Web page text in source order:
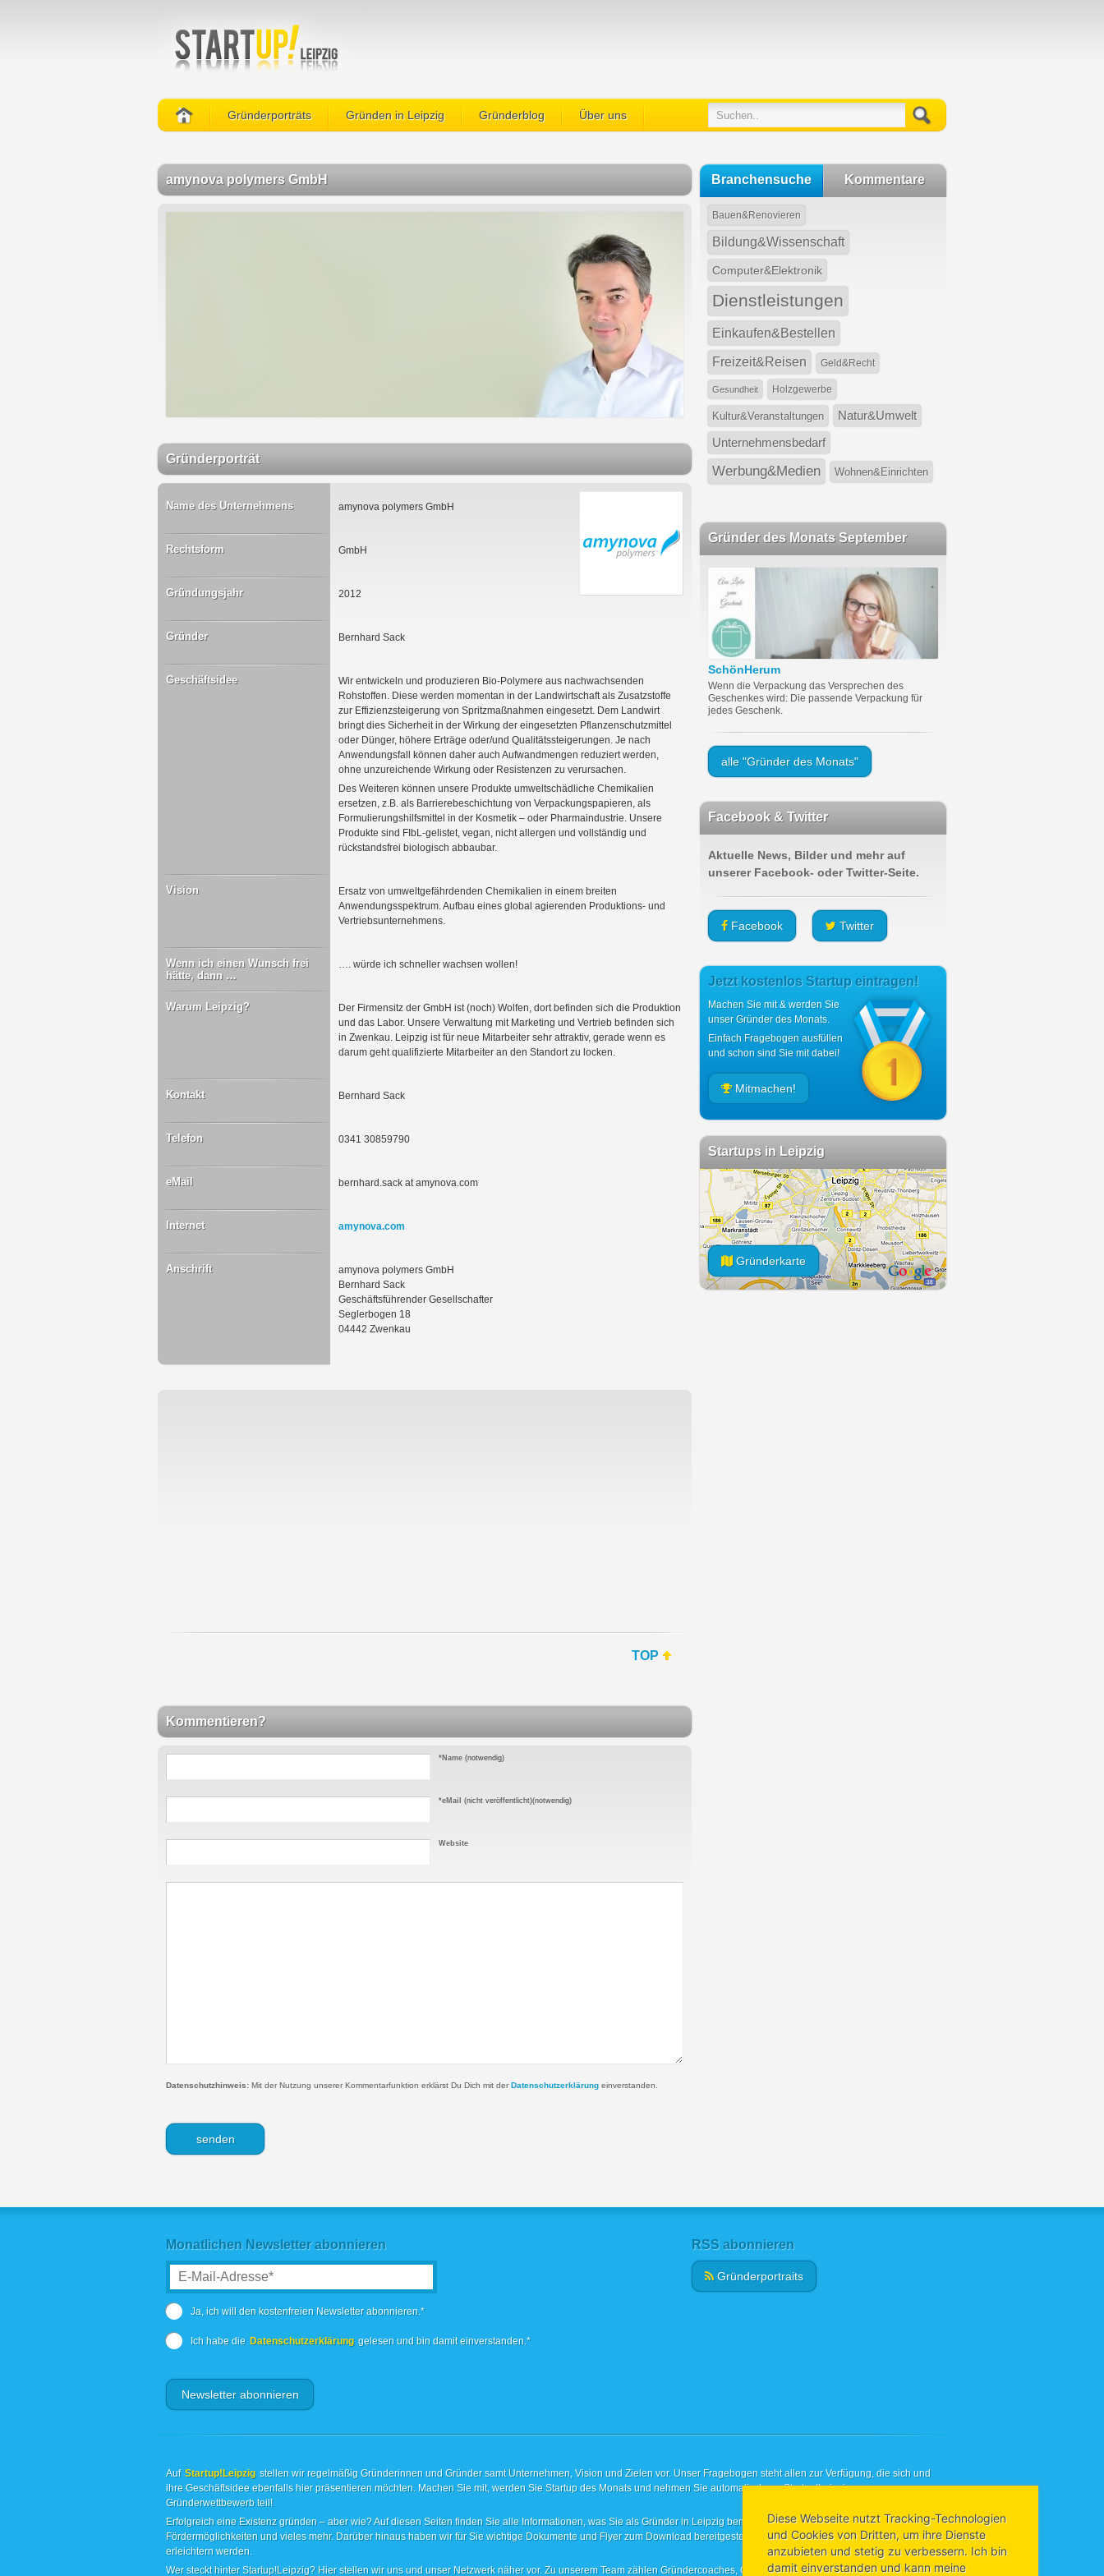
Gründerporträts Gründen in Leipzig Gründerblog Über uns
amynova polymers GmbH
Gründerporträt
Name des Unternehmens amynova polymers GmbH
Rechtsform GmbH
Gründungsjahr 2012
Gründer Bernhard Sack
Geschäftsidee
Wir entwickeln und produzieren Bio-Polymere aus nachwachsenden
Rohstoffen. Diese werden momentan in der Landwirtschaft als Zusatzstoffe
zur Effizienzsteigerung von Spritzmaßnahmen eingesetzt. Dem Landwirt
bringt dies Sicherheit in der Wirkung der eingesetzten Pflanzenschutzmittel
oder Dünger, höhere Erträge oder/und Qualitätssteigerungen. Je nach
Anwendungsfall können daher auch Aufwandmengen reduziert werden,
ohne unzureichende Wirkung oder Resistenzen zu verursachen.
Des Weiteren können unsere Produkte umweltschädliche Chemikalien
ersetzen, z.B. als Barrierebeschichtung von Verpackungspapieren, als
Formulierungshilfsmittel in der Kosmetik – oder Pharmaindustrie. Unsere
Produkte sind FIbL-gelistet, vegan, nicht allergen und vollständig und
rückstandsfrei biologisch abbaubar.
Vision
Ersatz von umweltgefährdenden Chemikalien in einem breiten
Anwendungsspektrum. Aufbau eines global agierenden Produktions- und
Vertriebsunternehmens.
Wenn ich einen Wunsch frei
hätte, dann …
…. würde ich schneller wachsen wollen!
Warum Leipzig?
Der Firmensitz der GmbH ist (noch) Wolfen, dort befinden sich die Produktion
und das Labor. Unsere Verwaltung mit Marketing und Vertrieb befinden sich
in Zwenkau. Leipzig ist für neue Mitarbeiter sehr attraktiv, gerade wenn es
darum geht qualifizierte Mitarbeiter an den Standort zu locken.
Kontakt Bernhard Sack
Telefon 0341 30859790
eMail bernhard.sack at amynova.com
Internet amynova.com
Anschrift
amynova polymers GmbH
Bernhard Sack
Geschäftsführender Gesellschafter
Seglerbogen 18
04442 Zwenkau
TOP
Kommentieren?
*Name (notwendig)
*eMail (nicht veröffentlicht)(notwendig)
Website
Datenschutzhinweis: Mit der Nutzung unserer Kommentarfunktion erklärst Du Dich mit der Datenschutzerklärung einverstanden.
Branchensuche Kommentare
Bauen&Renovieren
Bildung&Wissenschaft
Computer&Elektronik
Dienstleistungen
Einkaufen&Bestellen
Freizeit&Reisen Geld&Recht
Gesundheit Holzgewerbe
Kultur&Veranstaltungen Natur&Umwelt
Unternehmensbedarf
Werbung&Medien Wohnen&Einrichten
Gründer des Monats September
SchönHerum
Wenn die Verpackung das Versprechen des
Geschenkes wird: Die passende Verpackung für
jedes Geschenk.
alle "Gründer des Monats"
Facebook & Twitter
Aktuelle News, Bilder und mehr auf
unserer Facebook- oder Twitter-Seite.
Facebook Twitter
Jetzt kostenlos Startup eintragen!
Machen Sie mit & werden Sie
unser Gründer des Monats.
Einfach Fragebogen ausfüllen
und schon sind Sie mit dabei!
Mitmachen!
Startups in Leipzig
Gründerkarte
Monatlichen Newsletter abonnieren
Bitte
lasse
Bitte
Ja, ich will den kostenfreien Newsletter abonnieren.*
Ich habe die Datenschutzerklärung gelesen und bin damit einverstanden.*
RSS abonnieren
Gründerportraits
Auf Startup!Leipzig stellen wir regelmäßig Gründerinnen und Gründer samt Unternehmen, Vision und Zielen vor. Unser Fragebogen steht allen zur Verfügung, die sich und
ihre Geschäftsidee ebenfalls hier präsentieren möchten. Machen Sie mit, werden Sie Startup des Monats und nehmen Sie automatisch am Startup!Leipzig-
Gründerwettbewerb teil!
Erfolgreich eine Existenz gründen – aber wie? Auf diesen Seiten finden Sie alle Informationen, was Sie als Gründer in Leipzig benötigen – Ansprechpartner, Institutionen,
Fördermöglichkeiten und vieles mehr. Darüber hinaus haben wir für Sie wichtige Dokumente und Flyer zum Download bereitgestellt, die Ihnen das Gründen in Leipzig
erleichtern werden.
Wer steckt hinter Startup!Leipzig? Hier stellen wir uns und unser Netzwerk näher vor. Zu unserem Team zählen Gründercoaches, Onlinemarketingexperten, Anwälte und
Diese Webseite nutzt Tracking-Technologien
und Cookies von Dritten, um ihre Dienste
anzubieten und stetig zu verbessern. Ich bin
damit einverstanden und kann meine